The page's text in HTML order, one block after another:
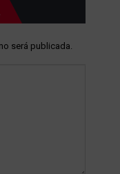
será publicada.